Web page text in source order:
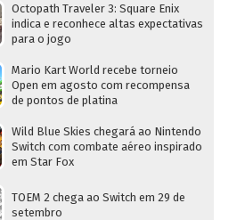
Octopath Traveler 3: Square Enix
indica e reconhece altas expectativas
para o jogo
Mario Kart World recebe torneio
Open em agosto com recompensa
de pontos de platina
Wild Blue Skies chegará ao Nintendo
Switch com combate aéreo inspirado
em Star Fox
TOEM 2 chega ao Switch em 29 de
setembro